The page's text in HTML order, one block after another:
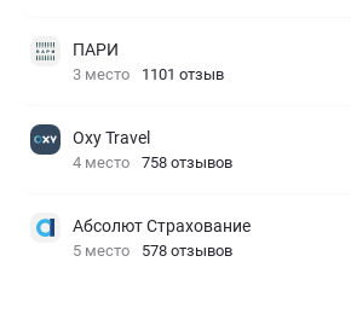
ПАРИ
3 место 1101 отзыв
Oxy Travel
4 место 758 отзывов
Абсолют Страхование
5 место 578 отзывов